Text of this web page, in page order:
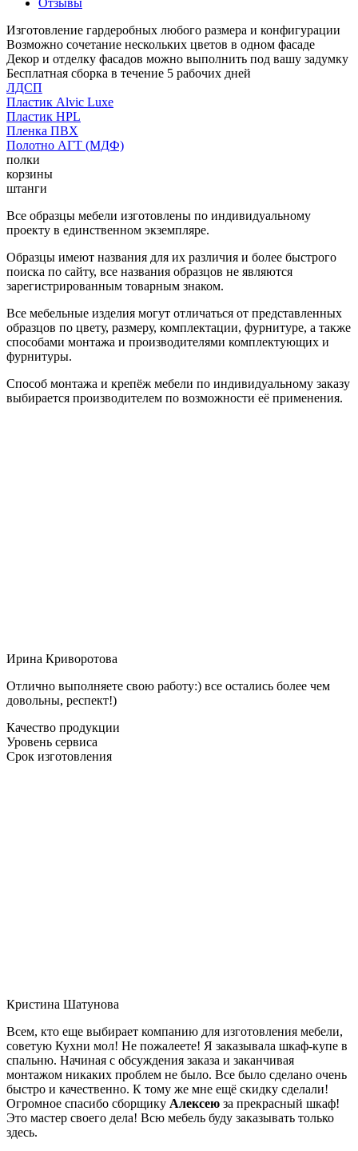
Изготовление гардеробных любого размера и конфигурации
Возможно сочетание нескольких цветов в одном фасаде
Декор и отделку фасадов можно выполнить под вашу задумку
Бесплатная сборка в течение 5 рабочих дней
ЛДСП
Пластик Alvic Luxe
Пластик HPL
Пленка ПВХ
Полотно АГТ (МДФ)
полки
корзины
штанги
Все образцы мебели изготовлены по индивидуальному
проекту в единственном экземпляре.
Образцы имеют названия для их различия и более быстрого
поиска по сайту, все названия образцов не являются
зарегистрированным товарным знаком.
Все мебельные изделия могут отличаться от представленных
образцов по цвету, размеру, комплектации, фурнитуре, а также
способами монтажа и производителями комплектующих и
фурнитуры.
Способ монтажа и крепёж мебели по индивидуальному заказу
выбирается производителем по возможности её применения.
Ирина Криворотова
Отлично выполняете свою работу:) все остались более чем
довольны, респект!)
Качество продукции
Уровень сервиса
Срок изготовления
Кристина Шатунова
Всем, кто еще выбирает компанию для изготовления мебели,
советую Кухни мол! Не пожалеете! Я заказывала шкаф-купе в
спальню. Начиная с обсуждения заказа и заканчивая
монтажом никаких проблем не было. Все было сделано очень
быстро и качественно. К тому же мне ещё скидку сделали!
Огромное спасибо сборщику Алексею за прекрасный шкаф!
Это мастер своего дела! Всю мебель буду заказывать только
здесь.